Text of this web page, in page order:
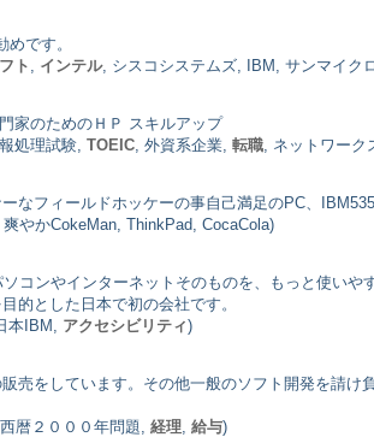
です。
ト インテル, シスコシステムズ, IBM, サンマイク
家のためのＨＰ スキルアップ
報処理試験, TOEIC , 外資系企業, 転職 , ネットワー
なフィールドホッケーの事自己満足のPC、
, 爽やかCokeMan, ThinkPad, CocaCola)
コンやインターネットそのものを、もっと使い
的とした日本で初の会社です。
本IBM, アクセシビリティ)
売をしています。その他一般のソフト開発を請
, 西暦２０００年問題, 経理 給与)